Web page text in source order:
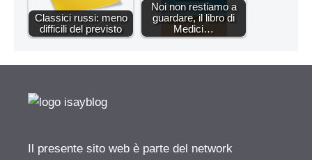
Classici russi: meno
difficili del previsto
Noi non restiamo a
guardare, il libro di
Medici…
Il presente sito web è parte del network